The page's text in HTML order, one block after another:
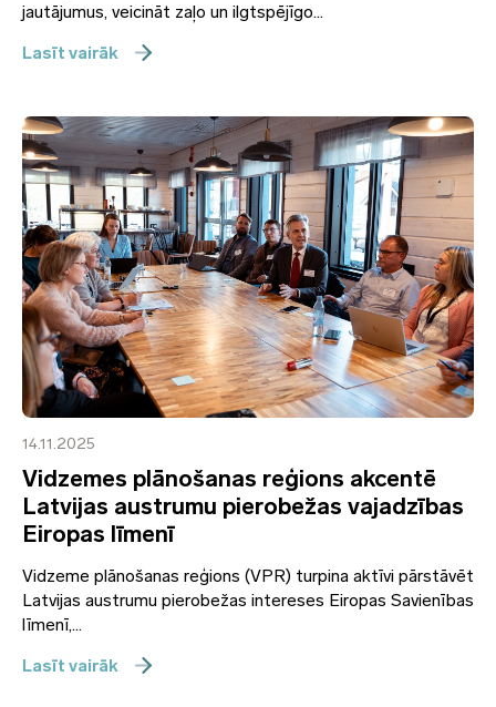
jautājumus, veicināt zaļo un ilgtspējīgo...
Lasīt vairāk
14.11.2025
Vidzemes plānošanas reģions akcentē
Latvijas austrumu pierobežas vajadzības
Eiropas līmenī
Vidzeme plānošanas reģions (VPR) turpina aktīvi pārstāvēt
Latvijas austrumu pierobežas intereses Eiropas Savienības
līmenī,...
Lasīt vairāk